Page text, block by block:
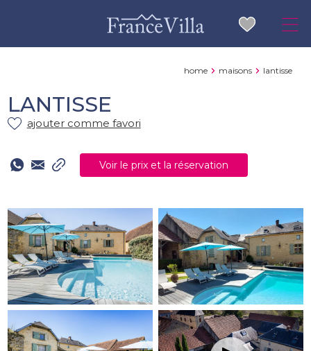
home maisons lantisse
LANTISSE
ajouter comme favori
Voir le prix et la réservation